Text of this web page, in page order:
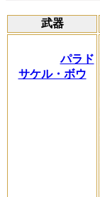
武器
パラド
サケル・ボウ